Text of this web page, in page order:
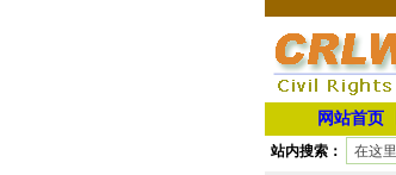
网站首页
站内搜索：